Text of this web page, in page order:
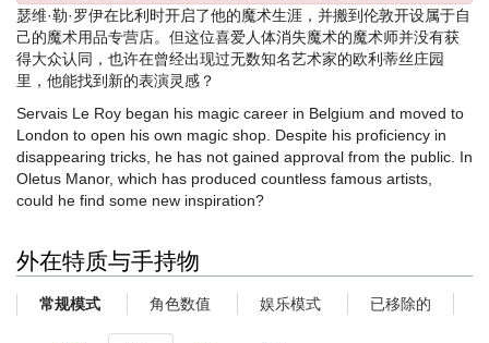
瑟维·勒·罗伊在比利时开启了他的魔术生涯，并搬到伦敦开设属于自
己的魔术用品专营店。但这位喜爱人体消失魔术的魔术师并没有获
得大众认同，也许在曾经出现过无数知名艺术家的欧利蒂丝庄园
里，他能找到新的表演灵感？
Servais Le Roy began his magic career in Belgium and moved to
London to open his own magic shop. Despite his proficiency in
disappearing tricks, he has not gained approval from the public. In
Oletus Manor, which has produced countless famous artists,
could he find some new inspiration?
外在特质与手持物
常规模式 角色数值 娱乐模式 已移除的